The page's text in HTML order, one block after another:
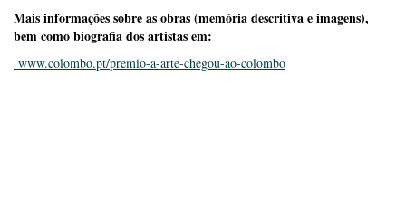
Mais informações sobre as obras (memória descritiva e imagens),
bem como biografia dos artistas em:
www.colombo.pt/premio-a-arte-chegou-ao-colombo